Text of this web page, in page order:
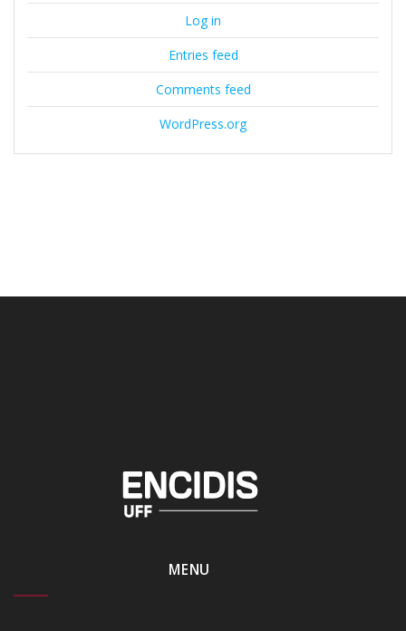
Log in
Entries feed
Comments feed
WordPress.org
MENU